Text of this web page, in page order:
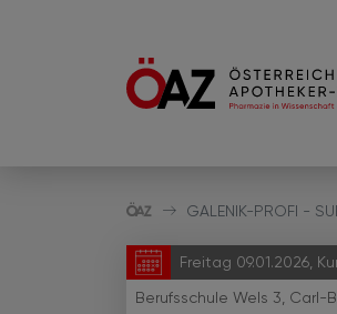
GALENIK-PROFI -
Freitag 09.01.2026,
Berufsschule Wels 3, Carl-